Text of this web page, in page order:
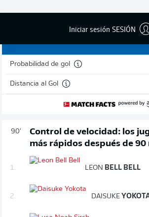
Iniciar sesión SESIÓN
¡GOL!
Probabilidad de gol
Distancia al Gol
90'
Control de velocidad: los
más rápidos después de
1. LEON BELL BELL
2. DAISUKE